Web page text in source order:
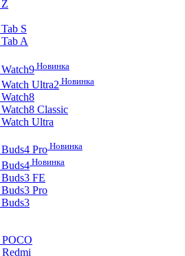
S
A
Новинка
Ultra2 Новинка
Classic
Ultra
Pro Новинка
Новинка
FE
Pro